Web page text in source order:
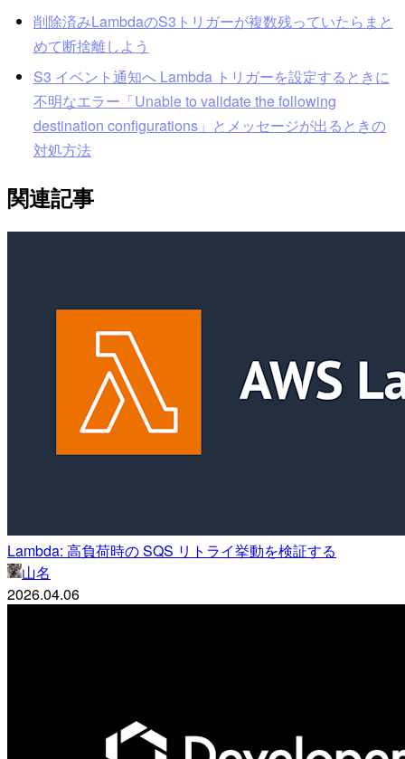
削除済みLambdaのS3トリガーが複数残っていたらまと
めて断捨離しよう
S3 イベント通知へ Lambda トリガーを設定するときに
不明なエラー「Unable to validate the following
destination configurations」とメッセージが出るときの
対処方法
関連記事
Lambda: 高負荷時の SQS リトライ挙動を検証する
山名
2026.04.06